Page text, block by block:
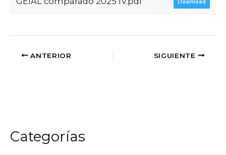
Download
ANTERIOR SIGUIENTE
Categorías